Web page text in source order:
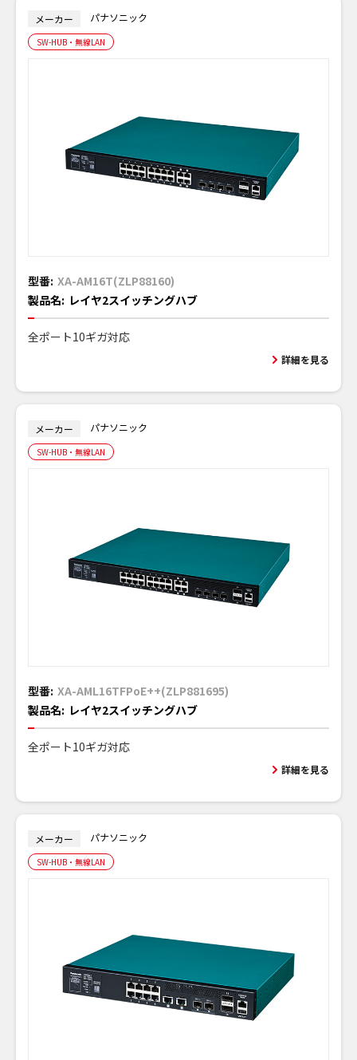
メーカー パナソニック
SW-HUB・無線LAN
型番: XA-AM16T(ZLP88160)
製品名: レイヤ2スイッチングハブ
全ポート10ギガ対応
詳細を見る
メーカー パナソニック
SW-HUB・無線LAN
型番: XA-AML16TFPoE++(ZLP881695)
製品名: レイヤ2スイッチングハブ
全ポート10ギガ対応
詳細を見る
メーカー パナソニック
SW-HUB・無線LAN